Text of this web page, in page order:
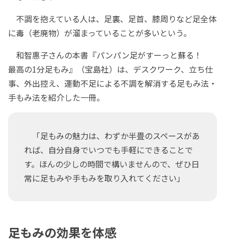
不調を抱えている人は、足裏、足首、膝周りなど足全体
に毒（老廃物）が溜まっていることが多いという。
和智惠子さんの本書『パンパン足がすーっと蘇る！
最高の1分足もみ』（宝島社）は、デスクワーク、立ち仕
事、外出控え、運動不足による不調を解消する足もみ法・
手もみ法を紹介した一冊。
「足もみの魅力は、わずか半畳のスペースがあ
れば、自分自身でいつでも手軽にできることで
す。ほんの少しの時間で構いませんので、ぜひ日
常に足もみや手もみを取り入れてください」
足もみの効果を体感